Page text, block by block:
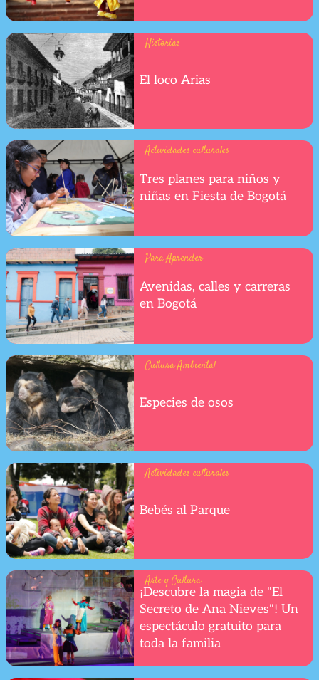
Historias
El loco Arias
Actividades culturales
Tres planes para niños y
niñas en Fiesta de Bogotá
Para Aprender
Avenidas, calles y carreras
en Bogotá
Cultura Ambiental
Especies de osos
Actividades culturales
Bebés al Parque
Arte y Cultura
¡Descubre la magia de "El
Secreto de Ana Nieves"! Un
espectáculo gratuito para
toda la familia